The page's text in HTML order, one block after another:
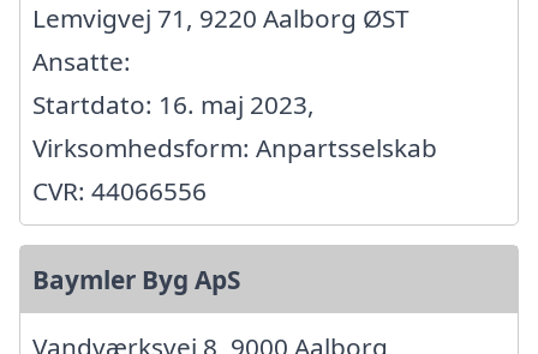
Lemvigvej 71, 9220 Aalborg ØST
Ansatte:
Startdato: 16. maj 2023,
Virksomhedsform: Anpartsselskab
CVR: 44066556
Baymler Byg ApS
Vandværksvej 8, 9000 Aalborg